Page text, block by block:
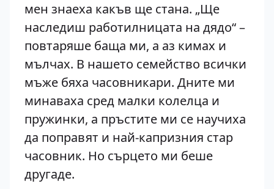
мен знаеха какъв ще стана. „Ще
наследиш работилницата на дядо“ –
повтаряше баща ми, а аз кимах и
мълчах. В нашето семейство всички
мъже бяха часовникари. Дните ми
минаваха сред малки колелца и
пружинки, а пръстите ми се научиха
да поправят и най-капризния стар
часовник. Но сърцето ми беше
другаде.